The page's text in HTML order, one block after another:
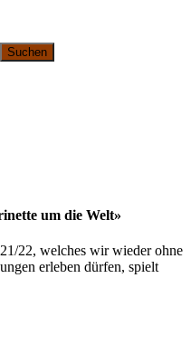
um die Welt»
22, welches wir wieder ohne
erleben dürfen, spielt